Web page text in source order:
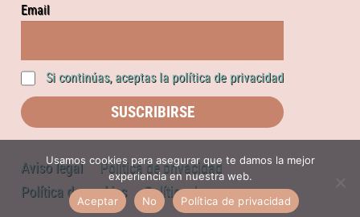
Email
Si continúas, aceptas la política de privacidad
Aviso legal
Política de privacidad
Política de cookies
Política de compras
Usamos cookies para asegurar que te damos la mejor
experiencia en nuestra web.
Aceptar
No Política de privacidad